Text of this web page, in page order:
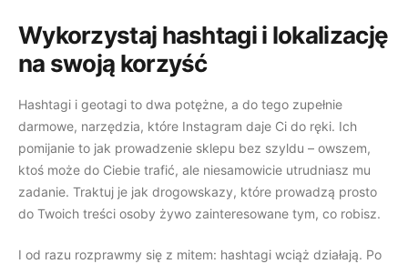
Wykorzystaj hashtagi i lokalizację
na swoją korzyść
Hashtagi i geotagi to dwa potężne, a do tego zupełnie
darmowe, narzędzia, które Instagram daje Ci do ręki. Ich
pomijanie to jak prowadzenie sklepu bez szyldu – owszem,
ktoś może do Ciebie trafić, ale niesamowicie utrudniasz mu
zadanie. Traktuj je jak drogowskazy, które prowadzą prosto
do Twoich treści osoby żywo zainteresowane tym, co robisz.
I od razu rozprawmy się z mitem: hashtagi wciąż działają. Po